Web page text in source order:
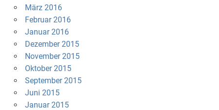
März 2016
Februar 2016
Januar 2016
Dezember 2015
November 2015
Oktober 2015
September 2015
Juni 2015
Januar 2015